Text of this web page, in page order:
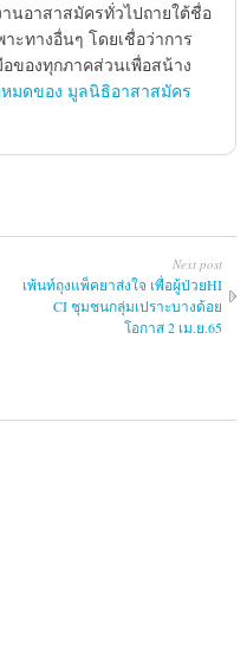
นอาสาสมัครทั่วไปถายใต้ชื่อ
ะทางอื่นๆ โดยเชื่อว่าการ
ของทุกภาคส่วนเพื่อสน้าง
มดของ มูลนิธิอาสาสมัคร
Next post
เพ้นท์ถุงแพ็คยาส่งใจ เพื่อผู้ป่วยHI
CI ชุมชนกลุ่มเปราะบางด้อย
โอกาส 2 เม.ย.65